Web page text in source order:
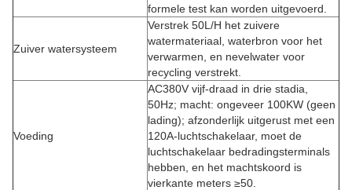
formele test kan worden uitgevoerd.
Zuiver watersysteem
Verstrek 50L/H het zuivere
watermateriaal, waterbron voor het
verwarmen, en nevelwater voor
recycling verstrekt.
Voeding
AC380V vijf-draad in drie stadia,
50Hz; macht: ongeveer 100KW (geen
lading); afzonderlijk uitgerust met een
120A-luchtschakelaar, moet de
luchtschakelaar bedradingsterminals
hebben, en het machtskoord is
vierkante meters ≥50.